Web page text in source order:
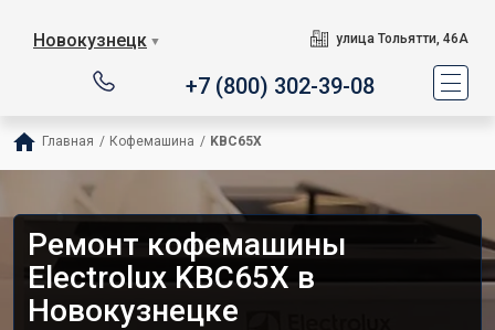
Новокузнецк ▼ улица Тольятти, 46А
+7 (800) 302-39-08
Главная / Кофемашина / KBC65X
Ремонт кофемашины
Electrolux KBC65X в
Новокузнецке